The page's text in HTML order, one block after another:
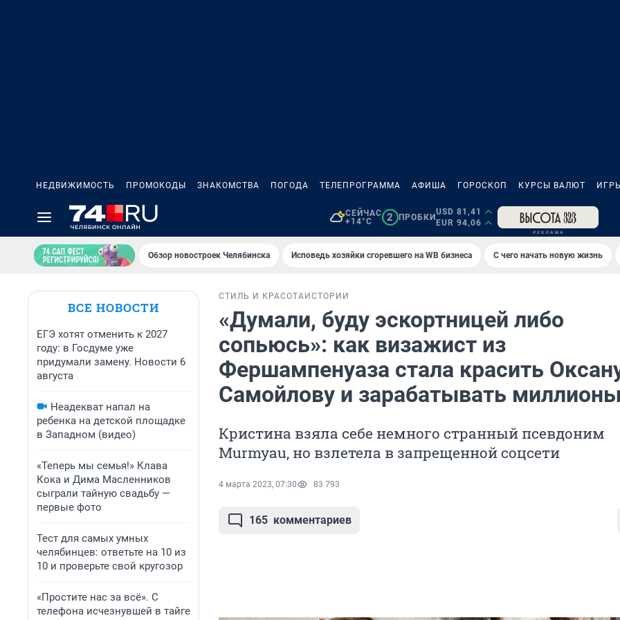
НЕДВИЖИМОСТЬ ПРОМОКОДЫ ЗНАКОМСТВА ПОГОДА ТЕЛЕПРОГРАММА АФИША ГОРОСКОП КУРСЫ ВАЛЮТ
СЕЙЧАС
+14°C
2 ПРОБКИ
USD 81,41
EUR 94,06
Обзор новостроек Челябинска Исповедь хозяйки сгоревшего на WB бизнеса С чего начать новую жизнь
ВСЕ НОВОСТИ
ЕГЭ хотят отменить к 2027
году: в Госдуме уже
придумали замену. Новости 6
августа
Неадекват напал на
ребенка на детской площадке
в Западном (видео)
«Теперь мы семья!» Клава
Кока и Дима Масленников
сыграли тайную свадьбу —
первые фото
Тест для самых умных
челябинцев: ответьте на 10 из
10 и проверьте свой кругозор
«Простите нас за всё». С
телефона исчезнувшей в тайге
СТИЛЬ И КРАСОТА ИСТОРИИ
«Думали, буду эскортницей либо
сопьюсь»: как визажист из
Фершампенуаза стала красить
Самойлову и зарабатывать
Кристина взяла себе немного странный псевдоним
Murmyau, но взлетела в запрещенной соцсети
4 марта 2023, 07:30 83 793
165 комментариев